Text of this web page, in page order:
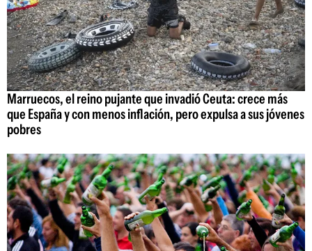
Marruecos, el reino pujante que invadió Ceuta: crece más
que España y con menos inflación, pero expulsa a sus jóvenes
pobres